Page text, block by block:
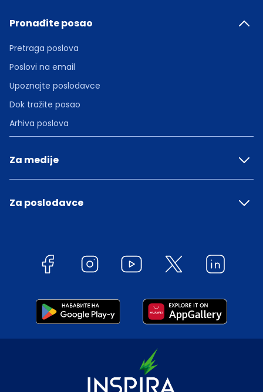
Pronađite posao
Pretraga poslova
Poslovi na email
Upoznajte poslodavce
Dok tražite posao
Arhiva poslova
Za medije
Za poslodavce